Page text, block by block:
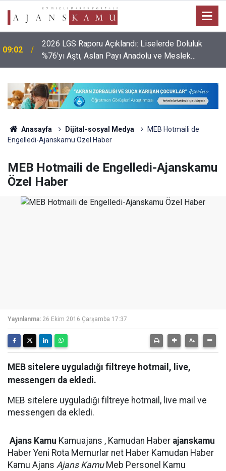
09:02
2026 LGS Raporu Açıklandı: Liselerde Doluluk
%76'yı Aştı, Aslan Payı Anadolu ve Meslek
Liselerinin!
Anasayfa Dijital-sosyal Medya
MEB Hotmaili de
Engelledi-Ajanskamu Özel Haber
MEB Hotmaili de Engelledi-Ajanskamu
Özel Haber
Yayınlanma: 26 Ekim 2016 Çarşamba 17:37
MEB sitelere uyguladığı filtreye hotmail, live,
messengerı da ekledi.
MEB sitelere uyguladığı filtreye hotmail, live mail ve
messengerı da ekledi.
Ajans Kamu Kamuajans , Kamudan Haber ajanskamu
Haber Yeni Rota Memurlar net Haber Kamudan Haber
Kamu Ajans Ajans KamuMeb Personel Kamu